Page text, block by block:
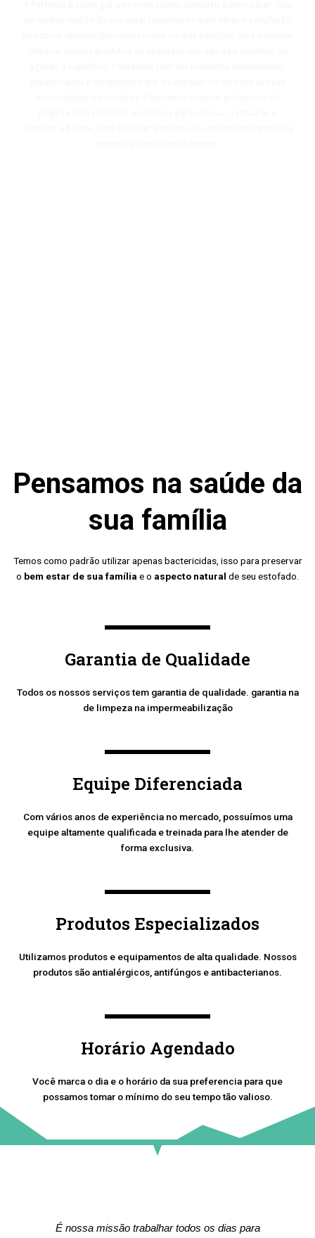
Pensamos na saúde da
sua família
Temos como padrão utilizar apenas bactericidas, isso para preservar
o bem estar de sua família e o aspecto natural de seu estofado.
Garantia de Qualidade
Todos os nossos serviços tem garantia de qualidade. garantia na
de limpeza na impermeabilização
Equipe Diferenciada
Com vários anos de experiência no mercado, possuímos uma
equipe altamente qualificada e treinada para lhe atender de
forma exclusiva.
Produtos Especializados
Utilizamos produtos e equipamentos de alta qualidade. Nossos
produtos são antialérgicos, antifúngos e antibacterianos.
Horário Agendado
Você marca o dia e o horário da sua preferencia para que
possamos tomar o mínimo do seu tempo tão valioso.
É nossa missão trabalhar todos os dias para